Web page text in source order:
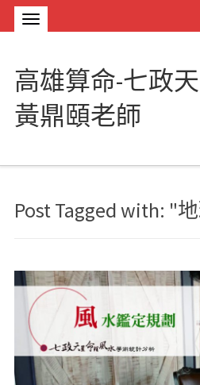
高雄算命-七政
黃鼎頤老師
Post Tagged with: "